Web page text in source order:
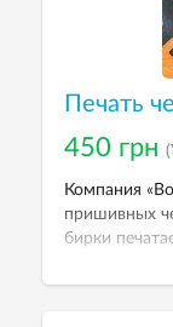
Печать
450 грн
Компания
пришивных
бирки